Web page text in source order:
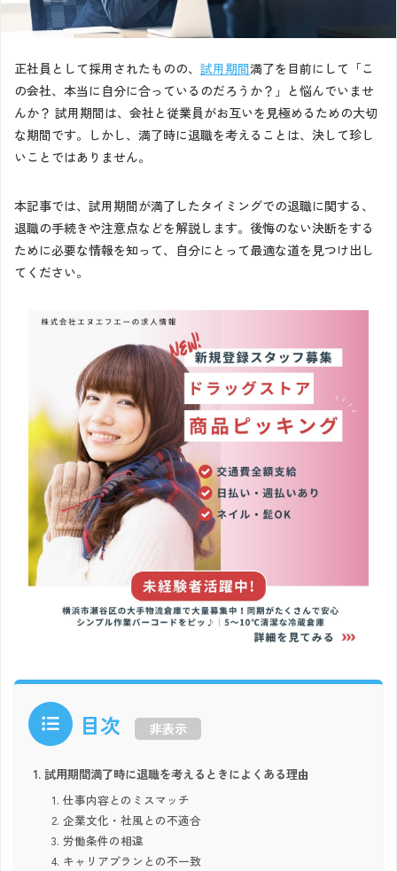
正社員として採用されたものの、 試用期間満了を目前にして「こ
の会社、本当に自分に合っているのだろうか？」と悩んでいませ
んか？ 試用期間は、会社と従業員がお互いを見極めるための大切
な期間です。しかし、満了時に退職を考えることは、決して珍し
いことではありません。
本記事では、試用期間が満了したタイミングでの退職に関する、
退職の手続きや注意点などを解説します。後悔のない決断をする
ために必要な情報を知って、自分にとって最適な道を見つけ出し
てください。
目次 非表示
試用期間満了時に退職を考えるときによくある理由
仕事内容とのミスマッチ
企業文化・社風との不適合
労働条件の相違
キャリアプランとの不一致